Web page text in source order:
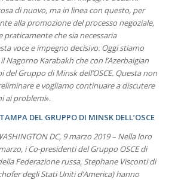
di nuovo, ma in linea con questo, per
alla promozione del processo negoziale,
che sia necessaria
voce e impegno decisivo. Oggi stiamo
Nagorno Karabakh che con l’Azerbaigian
del Gruppo di Minsk dell’OSCE. Questa non
e vogliamo continuare a discutere
ai problemi».
DEL GRUPPO DI MINSK DELL’OSCE
DC, 9 marzo 2019 – Nella loro
i Co-presidenti del Gruppo OSCE di
Federazione russa, Stephane Visconti di
degli Stati Uniti d’America) hanno